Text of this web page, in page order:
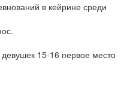
в кейрине среди
15-16 первое место